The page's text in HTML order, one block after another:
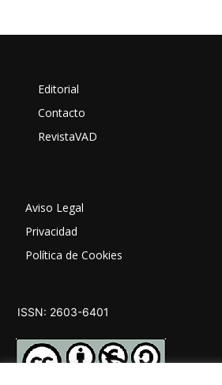
Editorial
Contacto
RevistaVAD
Aviso Legal
Privacidad
Política de Cookies
ISSN: 2603-6401